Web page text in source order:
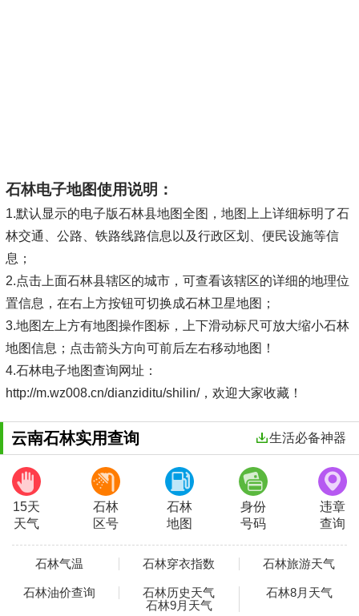
石林电子地图使用说明：
1.默认显示的电子版石林县地图全图，地图上上详细标明了石
林交通、公路、铁路线路信息以及行政区划、便民设施等信
息；
2.点击上面石林县辖区的城市，可查看该辖区的详细的地理位
置信息，在右上方按钮可切换成石林卫星地图；
3.地图左上方有地图操作图标，上下滑动标尺可放大缩小石林
地图信息；点击箭头方向可前后左右移动地图！
4.石林电子地图查询网址：
http://m.wz008.cn/dianziditu/shilin/，欢迎大家收藏！
云南石林实用查询 生活必备神器
15天
天气
石林
区号
石林
地图
身份
号码
违章
查询
石林气温 石林穿衣指数 石林旅游天气
石林油价查询 石林历史天气
石林8月天气
石林9月天气